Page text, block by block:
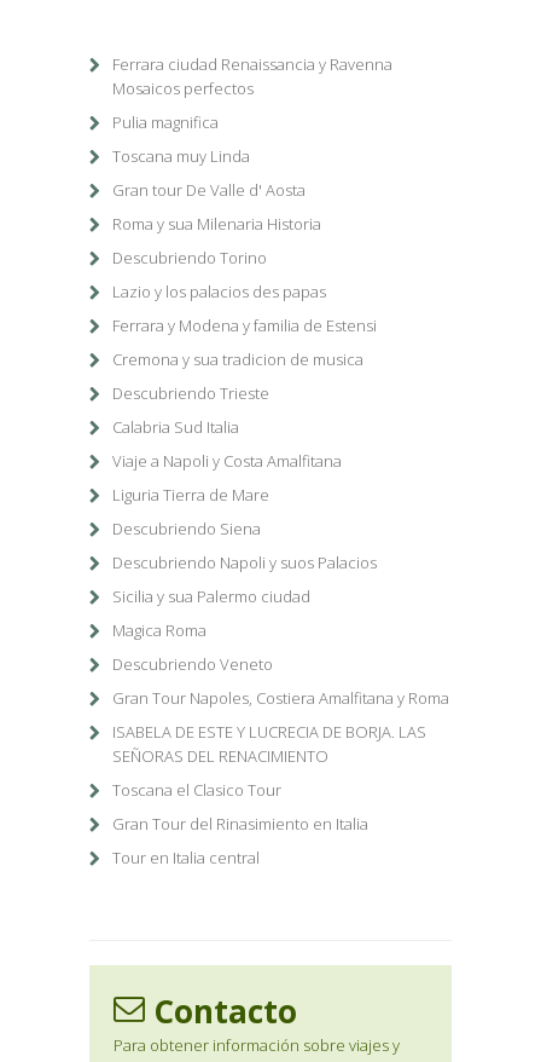
Ferrara ciudad Renaissancia y Ravenna
Mosaicos perfectos
Pulia magnifica
Toscana muy Linda
Gran tour De Valle d' Aosta
Roma y sua Milenaria Historia
Descubriendo Torino
Lazio y los palacios des papas
Ferrara y Modena y familia de Estensi
Cremona y sua tradicion de musica
Descubriendo Trieste
Calabria Sud Italia
Viaje a Napoli y Costa Amalfitana
Liguria Tierra de Mare
Descubriendo Siena
Descubriendo Napoli y suos Palacios
Sicilia y sua Palermo ciudad
Magica Roma
Descubriendo Veneto
Gran Tour Napoles, Costiera Amalfitana y Roma
ISABELA DE ESTE Y LUCRECIA DE BORJA. LAS
SEÑORAS DEL RENACIMIENTO
Toscana el Clasico Tour
Gran Tour del Rinasimiento en Italia
Tour en Italia central
Contacto
Para obtener información sobre viajes y